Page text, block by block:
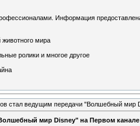
Информация
животного мира
ролики и многое другое
стал ведущим передачи "Волшебный мир
мир Disney" на Первом канале